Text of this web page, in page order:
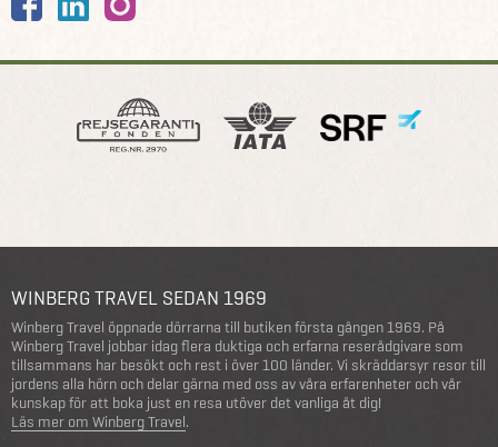
WINBERG TRAVEL SEDAN 1969
Winberg Travel öppnade dörrarna till butiken första gången 1969. På
Winberg Travel jobbar idag flera duktiga och erfarna reserådgivare som
tillsammans har besökt och rest i över 100 länder. Vi skräddarsyr resor till
jordens alla hörn och delar gärna med oss av våra erfarenheter och vår
kunskap för att boka just en resa utöver det vanliga åt dig!
Läs mer om Winberg Travel.